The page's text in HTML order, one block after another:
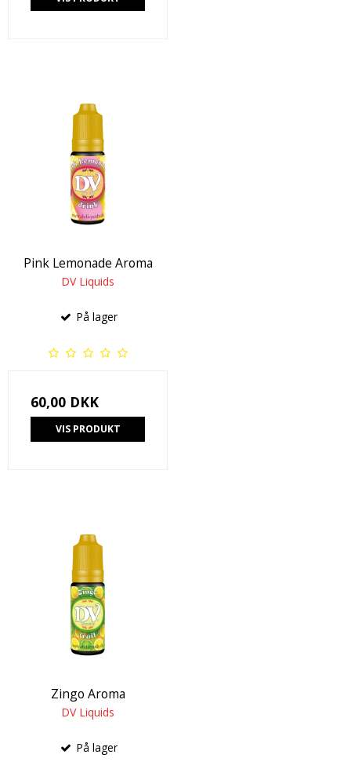
Pink Lemonade Aroma
DV Liquids
På lager
60,00 DKK
VIS PRODUKT
Zingo Aroma
DV Liquids
På lager